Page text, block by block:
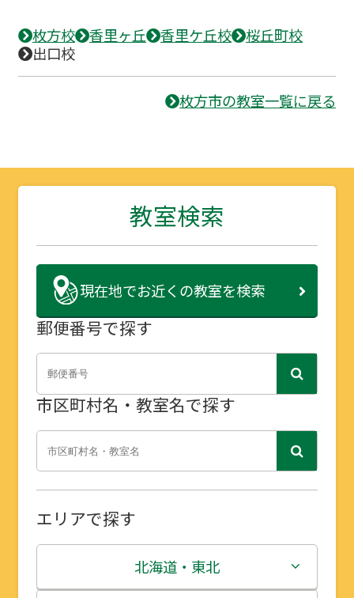
枚方校 香里ヶ丘 香里ケ丘校
桜丘町校
出口校
枚方市の教室一覧に戻る
教室検索
現在地でお近くの教室を検索
郵便番号で探す
市区町村名・教室名で探す
エリアで探す
北海道・東北